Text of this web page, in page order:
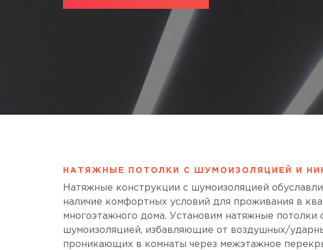
НАТЯЖНЫЕ ПОТОЛКИ С ШУМОИЗОЛЯЦИЕЙ И
Натяжные конструкции с шумоизоляцией
наличие комфортных условий для проживания в
многоэтажного дома. Установим натяжные потолки
шумоизоляцией, избавляющие от воздушных/
проникающих в комнаты через межэтажное